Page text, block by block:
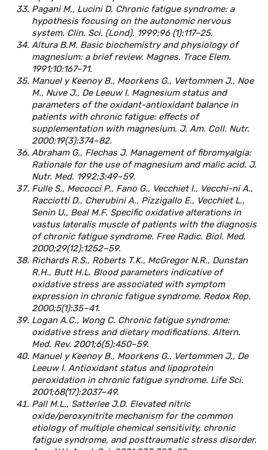
Pagani M., Lucini D. Chronic fatigue syndrome: a
hypothesis focusing on the autonomic nervous
system. Clin. Sci. (Lond). 1999;96 (1):117–25.
Altura B.M. Basic biochemistry and physiology of
magnesium: a brief review. Magnes. Trace Elem.
1991;10:167–71.
Manuel y Keenoy B., Moorkens G., Vertommen J., Noe
M., Nuve J., De Leeuw I. Magnesium status and
parameters of the oxidant-antioxidant balance in
patients with chronic fatigue: effects of
supplementation with magnesium. J. Am. Coll. Nutr.
2000;19(3):374–82.
Abraham G., Flechas J. Management of fibromyalgia:
Rationale for the use of magnesium and malic acid. J.
Nutr. Med. 1992;3:49–59.
Fulle S., Mecocci P., Fano G., Vecchiet I., Vecchi-ni A.,
Racciotti D., Cherubini A., Pizzigallo E., Vecchiet L.,
Senin U., Beal M.F. Specific oxidative alterations in
vastus lateralis muscle of patients with the diagnosis
of chronic fatigue syndrome. Free Radic. Biol. Med.
2000;29(12):1252–59.
Richards R.S., Roberts T.K., McGregor N.R., Dunstan
R.H., Butt H.L. Blood parameters indicative of
oxidative stress are associated with symptom
expression in chronic fatigue syndrome. Redox Rep.
2000;5(1):35–41.
Logan A.C., Wong C. Chronic fatigue syndrome:
oxidative stress and dietary modifications. Altern.
Med. Rev. 2001;6(5):450–59.
Manuel y Keenoy B., Moorkens G., Vertommen J., De
Leeuw I. Antioxidant status and lipoprotein
peroxidation in chronic fatigue syndrome. Life Sci.
2001;68(17):2037–49.
Pall M.L., Satterlee J.D. Elevated nitric
oxide/peroxynitrite mechanism for the common
etiology of multiple chemical sensitivity, chronic
fatigue syndrome, and posttraumatic stress disorder.